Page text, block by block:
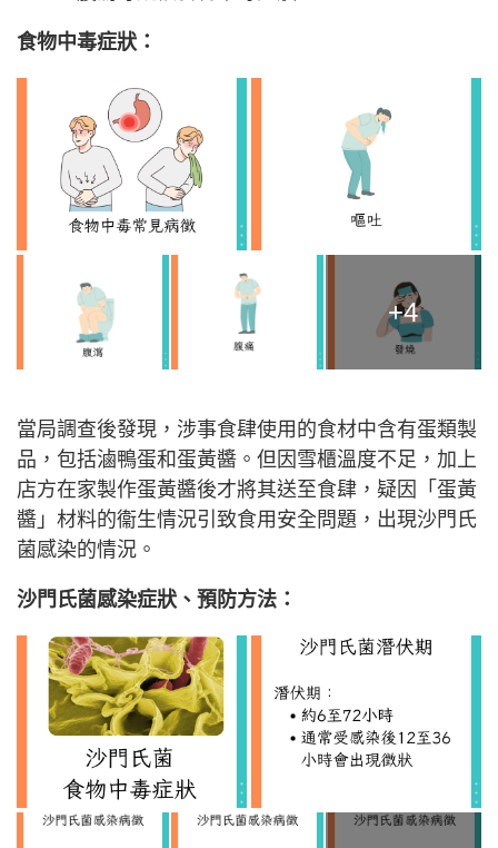
食物中毒症狀：
+4
當局調查後發現，涉事食肆使用的食材中含有蛋類製
品，包括滷鴨蛋和蛋黃醬。但因雪櫃溫度不足，加上
店方在家製作蛋黃醬後才將其送至食肆，疑因「蛋黃
醬」材料的衞生情況引致食用安全問題，出現沙門氏
菌感染的情況。
沙門氏菌感染症狀、預防方法：